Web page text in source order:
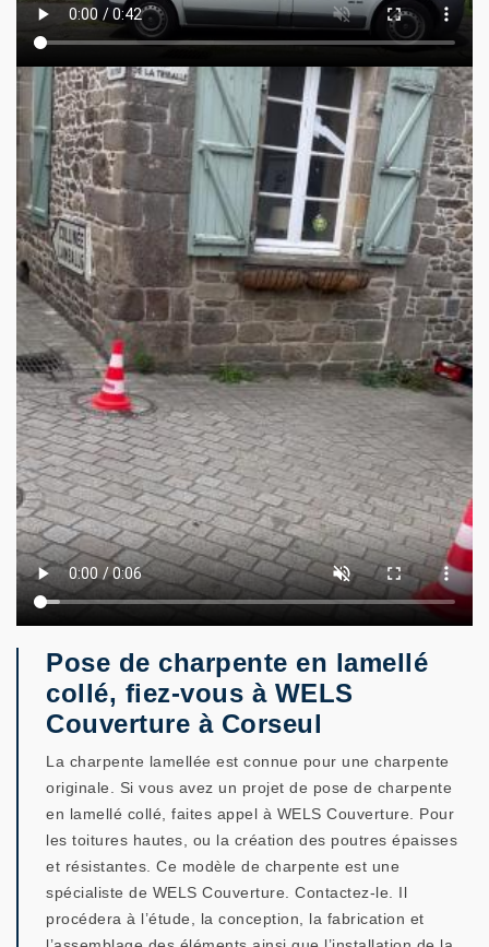
Pose de charpente en lamellé
collé, fiez-vous à WELS
Couverture à Corseul
La charpente lamellée est connue pour une charpente
originale. Si vous avez un projet de pose de charpente
en lamellé collé, faites appel à WELS Couverture. Pour
les toitures hautes, ou la création des poutres épaisses
et résistantes. Ce modèle de charpente est une
spécialiste de WELS Couverture. Contactez-le. Il
procédera à l’étude, la conception, la fabrication et